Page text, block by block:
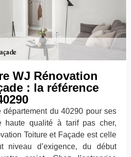
WJ Rénovation
: la référence
département du 40290 pour ses
haute qualité à tarif pas cher,
Toiture et Façade est celle
niveau d’exigence, du début